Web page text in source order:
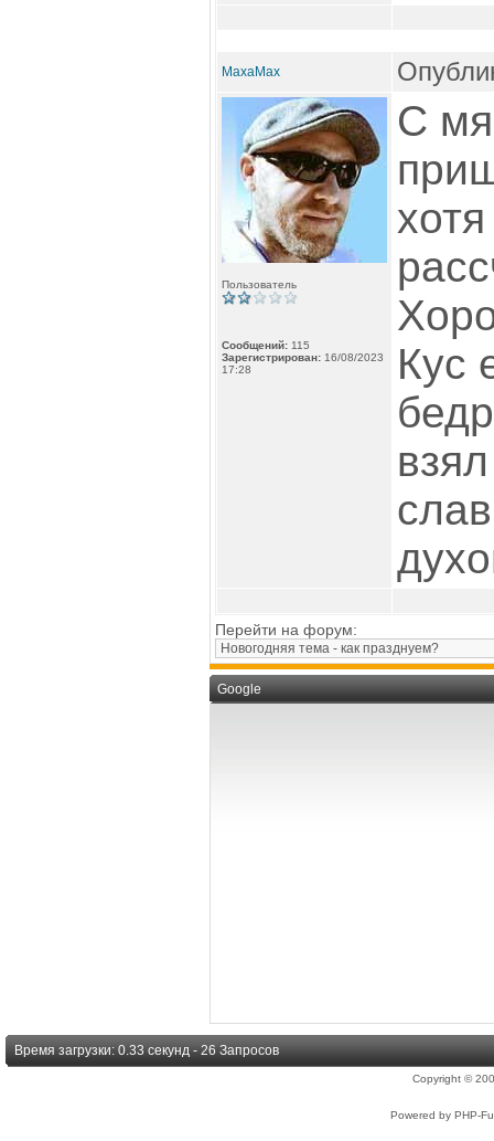
MaxaMax
Пользователь
Сообщений: 115
Зарегистрирован: 16/08/2023
17:28
С
Кус
Перейти на форум:
Google
Время загрузки: 0.33 секунд - 26 Запросов
Copyright ©
Powered by PHP-